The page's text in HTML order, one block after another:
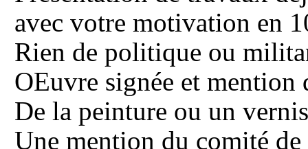
avec votre motivation en
Rien de politique ou
OEuvre signée et mention
De la peinture ou un
Une mention du comité